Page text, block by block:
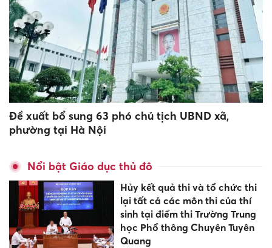
Đề xuất bổ sung 63 phó chủ tịch UBND xã,
phường tại Hà Nội
Nổi bật Giáo dục thủ đô
Hủy kết quả thi và tổ chức thi
lại tất cả các môn thi của thí
sinh tại điểm thi Trường Trung
học Phổ thông Chuyên Tuyên
Quang